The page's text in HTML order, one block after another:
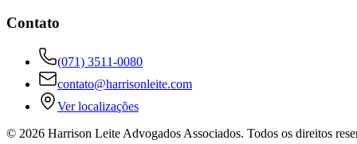
Contato
(071) 3511-0080
contato@harrisonleite.com
Ver localizações
© 2026 Harrison Leite Advogados Associados. Todos os direitos